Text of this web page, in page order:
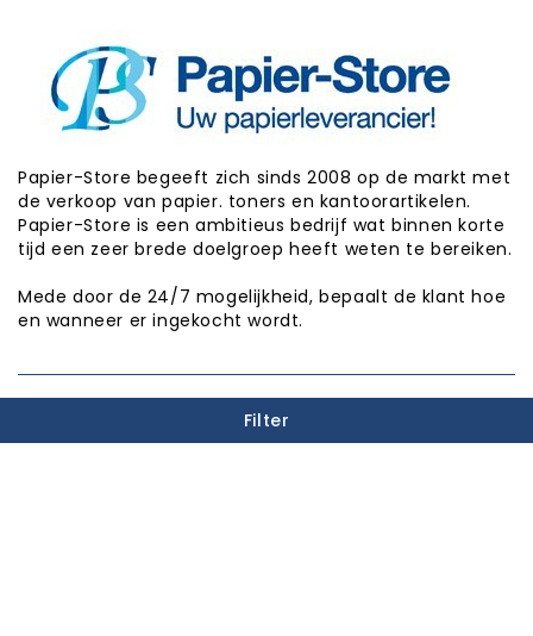
Papier-Store begeeft zich sinds 2008 op de markt met
de verkoop van papier. toners en kantoorartikelen.
Papier-Store is een ambitieus bedrijf wat binnen korte
tijd een zeer brede doelgroep heeft weten te bereiken.
Mede door de 24/7 mogelijkheid, bepaalt de klant hoe
en wanneer er ingekocht wordt.
Filter